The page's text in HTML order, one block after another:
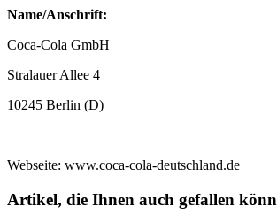
Name/Anschrift:
Coca-Cola GmbH
Stralauer Allee 4
10245 Berlin (D)
Webseite: www.coca-cola-deutschland.de
Artikel, die Ihnen auch gefallen